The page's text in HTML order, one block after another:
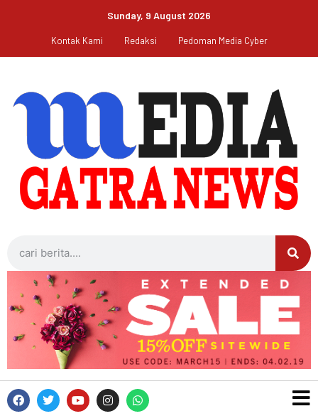
Sunday, 9 August 2026
Kontak Kami Redaksi Pedoman Media Cyber